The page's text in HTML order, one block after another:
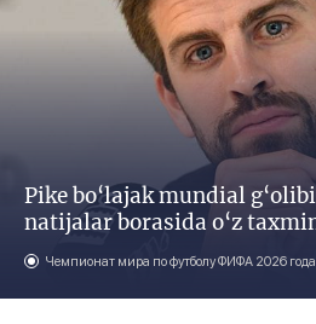
Pike bo‘lajak mundial
natijalar borasida o‘z
Чемпионат мира по футболу ФИФА 2026 года